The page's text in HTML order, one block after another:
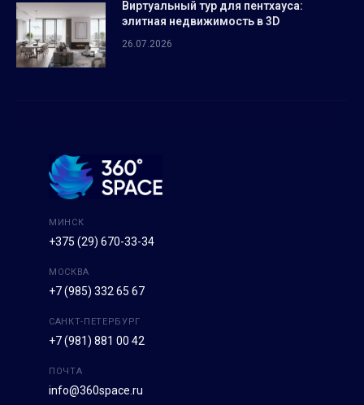
Виртуальный тур для пентхауса:
элитная недвижимость в 3D
26.07.2026
МИНСК
+375 (29) 670-33-34
МОСКВА
+7 (985) 332 65 67
САНКТ-ПЕТЕРБУРГ
+7 (981) 881 00 42
ПОЧТА
info@360space.ru